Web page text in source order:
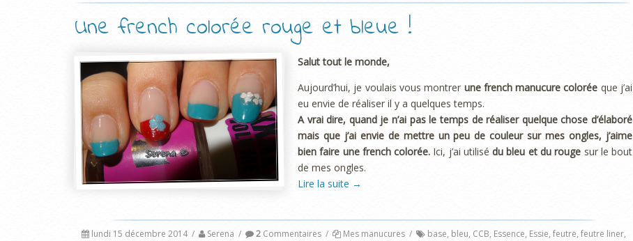
Une french colorée rouge et bleue !
Salut tout le monde,
Aujourd’hui, je voulais vous montrer une french manucure colorée que j’ai
eu envie de réaliser il y a quelques temps.
A vrai dire, quand je n’ai pas le temps de réaliser quelque chose d’élaboré
mais que j’ai envie de mettre un peu de couleur sur mes ongles, j’aime
bien faire une french colorée. Ici, j’ai utilisédu bleu et du rouge sur le bout
de mes ongles.
Lire la suite →
lundi 15 décembre 2014 / Serena / 2Commentaires / Mes manucures / base, bleu, CCB, Essence, Essie, feutre, feutre liner,